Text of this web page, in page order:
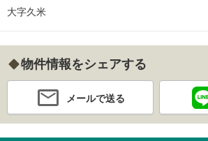
大字久米
物件情報をシェアする
メールで送る